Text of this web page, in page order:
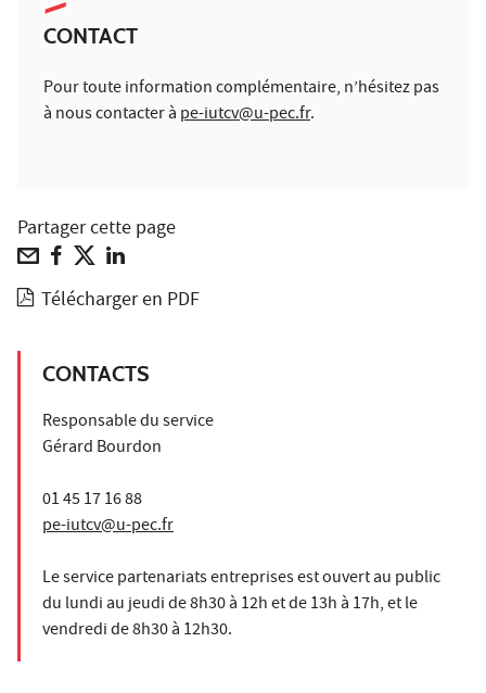
CONTACT
Pour toute information complémentaire, n’hésitez pas
à nous contacter à pe-iutcv@u-pec.fr.
Partager cette page
Télécharger en PDF
CONTACTS
Responsable du service
Gérard Bourdon
01 45 17 16 88
pe-iutcv@u-pec.fr
Le service partenariats entreprises est ouvert au public
du lundi au jeudi de 8h30 à 12h et de 13h à 17h, et le
vendredi de 8h30 à 12h30.